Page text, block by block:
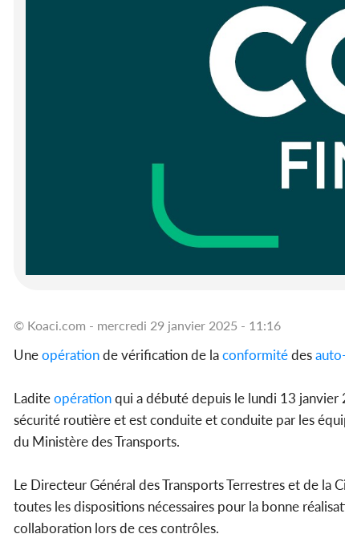
© Koaci.com - mercredi 29 janvier 2025 - 11:16
Uneopérationde vérification de laconformitédes
Laditeopérationqui a débuté depuis le lundi 13 janvier
sécurité routière et est conduite et conduite par les
du Ministère des Transports.
Le Directeur Général des Transports Terrestres et de la
toutes les dispositions nécessaires pour la bonne
collaboration lors de ces contrôles.